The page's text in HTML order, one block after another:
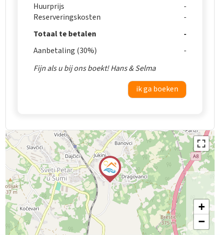
Huurprijs
Reserveringskosten
Totaal te betalen
Aanbetaling (30%)
Fijn als u bij ons boekt! Hans & Selma
ik ga boeken
+
−